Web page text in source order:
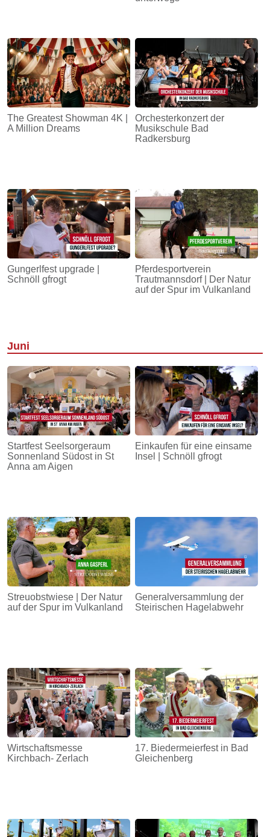
The Greatest Showman 4K |
A Million Dreams
Orchesterkonzert der
Musikschule Bad
Radkersburg
Gungerlfest upgrade |
Schnöll gfrogt
Pferdesportverein
Trautmannsdorf | Der Natur
auf der Spur im Vulkanland
Juni
Startfest Seelsorgeraum
Sonnenland Südost in St
Anna am Aigen
Einkaufen für eine einsame
Insel | Schnöll gfrogt
Streuobstwiese | Der Natur
auf der Spur im Vulkanland
Generalversammlung der
Steirischen Hagelabwehr
Wirtschaftsmesse
Kirchbach- Zerlach
17. Biedermeierfest in Bad
Gleichenberg